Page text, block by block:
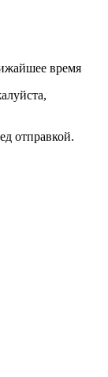
время
отправкой.